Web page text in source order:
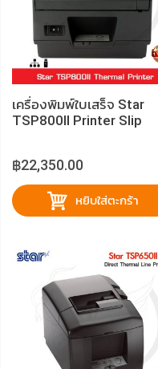
เครื่องพิมพ์ใบเสร็จ Star
TSP800II Printer Slip
฿22,350.00
หยิบใส่ตะกร้า